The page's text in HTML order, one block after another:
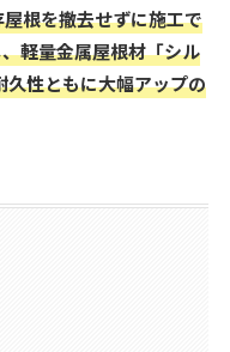
根を撤去せずに施工で
軽量金属屋根材「シル
性ともに大幅アップの